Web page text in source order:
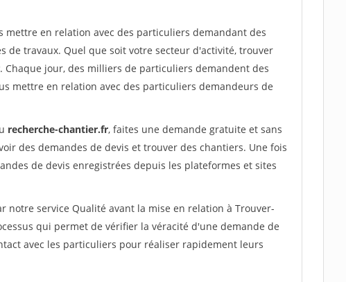
mettre en relation avec des particuliers demandant des
de travaux. Quel que soit votre secteur d'activité, trouver
. Chaque jour, des milliers de particuliers demandent des
mettre en relation avec des particuliers demandeurs de
recherche-chantier.fr, faites une demande gratuite et sans
des demandes de devis et trouver des chantiers. Une fois
de devis enregistrées depuis les plateformes et sites
notre service Qualité avant la mise en relation à Trouver-
qui permet de vérifier la véracité d'une demande de
avec les particuliers pour réaliser rapidement leurs